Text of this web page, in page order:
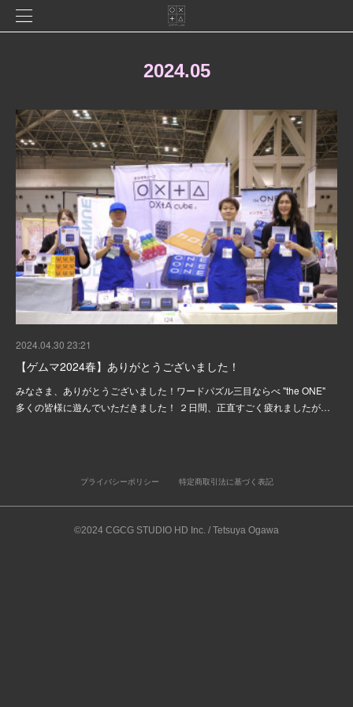
2024.05
2024.04.30 23:21
【ゲムマ2024春】ありがとうございました！
みなさま、ありがとうございました！ワードパズル三目ならべ "the ONE"
多くの皆様に遊んでいただきました！ ２日間、正直すごく疲れましたが…
プライバシーポリシー 特定商取引法に基づく表記
©2024 CGCG STUDIO HD Inc. / Tetsuya Ogawa